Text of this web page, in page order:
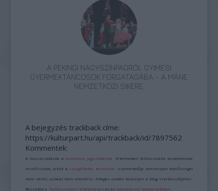
A PEKINGI NAGYSZÍNPADRÓL GYIMESI
GYERMEKTÁNCOSOK FORGATAGÁBA - A MÁNE
NEMZETKÖZI SIKERE
A bejegyzés trackback címe:
https://kulturpart.hu/api/trackback/id/7897562
Kommentek:
A hozzászólások avonatkozó jogszabályok értelmében felhasználói tartalomnak
minősülnek, értük a szolgáltatás technikai üzemeltetője semmilyen felelősséget
nem vállal, azokat nem ellenőrzi. Kifogás esetén forduljon a blog szerkesztőjéhez.
Részletek a Felhasználási feltételekben és azadatvédelmi tájékoztatóban